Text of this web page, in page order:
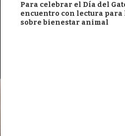
Para celebrar el Día del
encuentro con lectura para
sobre bienestar animal